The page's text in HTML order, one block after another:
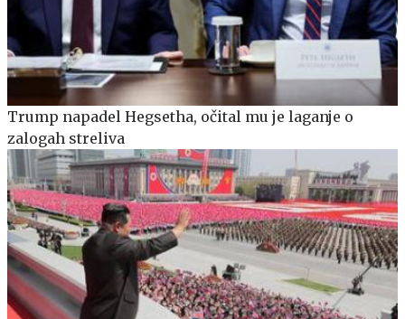
Trump napadel Hegsetha, očital mu je laganje o
zalogah streliva